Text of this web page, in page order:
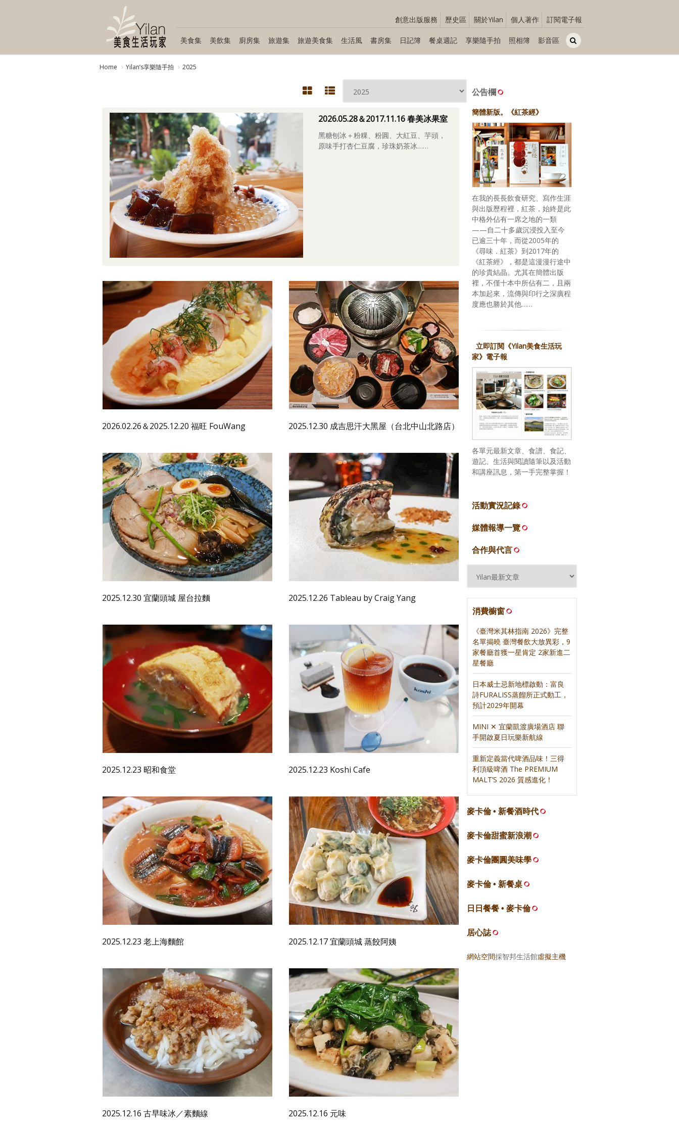
創意出版服務 歷史區 關於Yilan 個人著作 訂閱電子報
美食集 美飲集 廚房集 旅遊集 旅遊美食集 生活風 書房集 日記簿 餐桌週記 享樂隨手拍 照相簿 影音區
Home Yilanʼs享樂隨手拍 2025
2026.05.28＆2017.11.16 春美冰果室
黑糖刨冰＋粉粿、粉圓、大紅豆、芋頭，
原味手打杏仁豆腐，珍珠奶茶冰……
2026.02.26＆2025.12.20 福旺 FouWang 2025.12.30 成吉思汗大黑屋（台北中山北路店）
2025.12.30 宜蘭頭城 屋台拉麵 2025.12.26 Tableau by Craig Yang
2025.12.23 昭和食堂 2025.12.23 Koshi Cafe
2025.12.23 老上海麵館 2025.12.17 宜蘭頭城 蒸餃阿姨
2025.12.16 古早味冰／素麵線 2025.12.16 元味
公告欄
簡體新版。《紅茶經》
在我的長長飲食研究、寫作生涯
與出版歷程裡，紅茶，始終是此
中格外佔有一席之地的一類
——自二十多歲沉浸投入至今
已逾三十年，而從2005年的
《尋味．紅茶》到2017年的
《紅茶經》，都是這漫漫行途中
的珍貴結晶。尤其在簡體出版
裡，不僅十本中所佔有二，且兩
本加起來，流傳與印行之深廣程
度應也勝於其他……
立即訂閱《Yilan美食生活玩
家》電子報
各單元最新文章、食譜、食記、
遊記、生活與閱讀隨筆以及活動
和講座訊息，第一手完整掌握！
活動實況記錄
媒體報導一覽
合作與代言
消費櫥窗
《臺灣米其林指南 2026》完整
名單揭曉 臺灣餐飲大放異彩，9
家餐廳首獲一星肯定 2家新進二
星餐廳
日本威士忌新地標啟動：富良
詩FURALISS蒸餾所正式動工，
預計2029年開幕
MINI ✕ 宜蘭凱渡廣場酒店 聯
手開啟夏日玩樂新航線
重新定義當代啤酒品味！三得
利頂級啤酒 The PREMIUM
MALT’S 2026 質感進化！
麥卡倫 • 新餐酒時代
麥卡倫甜蜜新浪潮
麥卡倫團圓美味學
麥卡倫 • 新餐桌
日日餐餐 • 麥卡倫
居心誌
網站空間採智邦生活館虛擬主機